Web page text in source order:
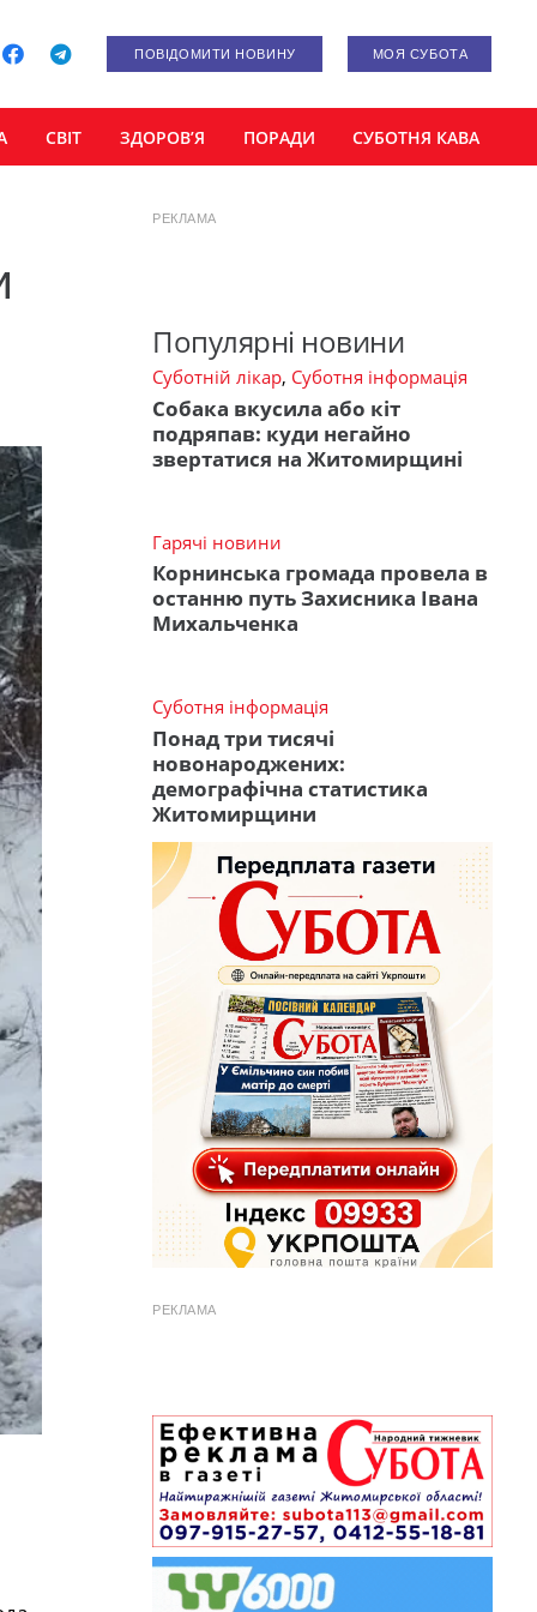
ПОВІДОМИТИ НОВИНУ МОЯ СУБОТА
СВІТ ЗДОРОВ’Я ПОРАДИ СУБОТНЯ КАВА
РЕКЛАМА
Популярні новини
Суботній лікар, Суботня інформація
Собака вкусила або кіт
подряпав: куди негайно
звертатися на Житомирщині
Гарячі новини
Корнинська громада провела в
останню путь Захисника Івана
Михальченка
Суботня інформація
Понад три тисячі
новонароджених:
демографічна статистика
Житомирщини
РЕКЛАМА